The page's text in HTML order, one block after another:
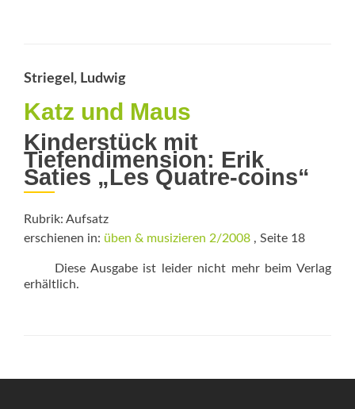
Striegel, Ludwig
Katz und Maus
Kinderstück mit
Tiefendimension: Erik
Saties „Les Quatre-coins“
Rubrik: Aufsatz
erschienen in: üben & musizieren 2/2008 , Seite 18
Diese Ausgabe ist leider nicht mehr beim Verlag
erhältlich.